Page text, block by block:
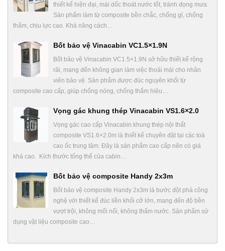
thiết kế hiện đại, mái dốc thoát nước tốt, tránh đọng mưa.
Sản phẩm làm từ composite bền chắc, chống gỉ, chống
thấm, chịu lực cao. Khả năng cách…
Bốt bảo vệ Vinacabin VC1.5×1.9N
Bốt bảo vệ Vinacabin VC1.5×1.9N sở hữu thiết kế rộng
rãi, mang đến không gian làm việc thoải mái cho nhân
viên bảo vệ. Sản phẩm được đúc nguyên khối từ
composite cao cấp, giúp chống nóng, chống thấm hiệu…
Vọng gác khung thép Vinacabin VS1.6×2.0
Vọng gác cao cấp Vinacabin khung thép nội thất
composite VS1.6×2.0m là thiết kế chuyên đặt tại các toà
cao ốc trung tâm. Đây là sản phẩm cao cấp nên có giá
khá cao. Kích thước tổng thể của cabin…
Bốt bảo vệ composite Handy 2x3m
Bốt bảo vệ composite Handy 2x3m là bước đột phá công
nghệ với thiết kế đúc liền khối cỡ lớn, mang đến độ bền
vượt trội, không mối nối, không thấm nước. Sản phẩm sử
dụng vật liệu composite cao…